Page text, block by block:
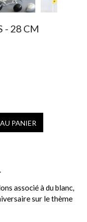
- 28 CM
PANIER
associé à du blanc,
sur le thème